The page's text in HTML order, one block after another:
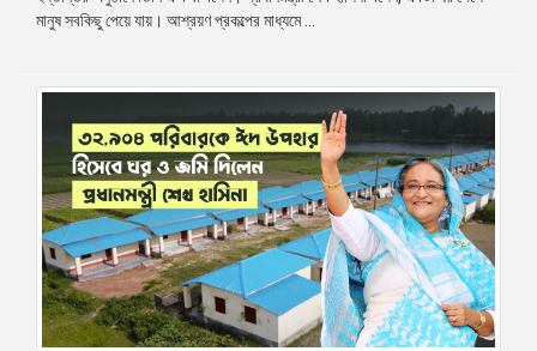
মানুষ সবকিছু পেয়ে যায়। আশ্রয়ণ প্রকল্পের মাধ্যমে ...